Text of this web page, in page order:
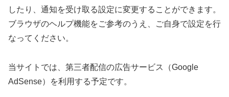
したり、通知を受け取る設定に変更することができます。
ブラウザのヘルプ機能をご参考のうえ、ご自身で設定を行
なってください。
当サイトでは、第三者配信の広告サービス（Google
AdSense）を利用する予定です。